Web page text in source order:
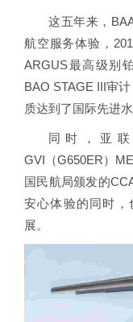
这五年来，
航空服务体验，
ARGUS最高级别
BAO STAGE III审
质达到了国际先进水
同时，亚
GVI（G650ER）
国民航局颁发的
安心体验的同时，
展。